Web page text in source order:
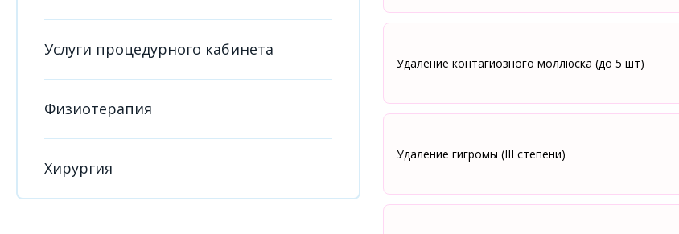
Услуги процедурного кабинета
Физиотерапия
Хирургия
Удаление контагиозного моллюска (до 5 шт)
Удаление гигромы (III степени)